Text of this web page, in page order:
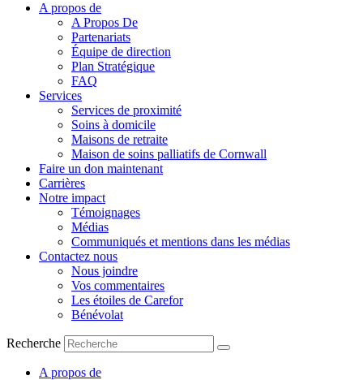
A propos de
A Propos De
Partenariats
Équipe de direction
Plan Stratégique
FAQ
Services
Services de proximité
Soins à domicile
Maisons de retraite
Maison de soins palliatifs de Cornwall
Faire un don maintenant
Carrières
Notre impact
Témoignages
Médias
Communiqués et mentions dans les médias
Contactez nous
Nous joindre
Vos commentaires
Les étoiles de Carefor
Bénévolat
Recherche
A propos de